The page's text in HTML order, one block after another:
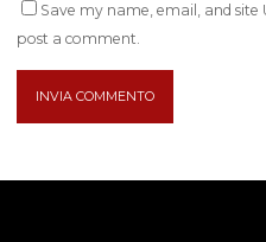
Save my name, email, and
post a comment.